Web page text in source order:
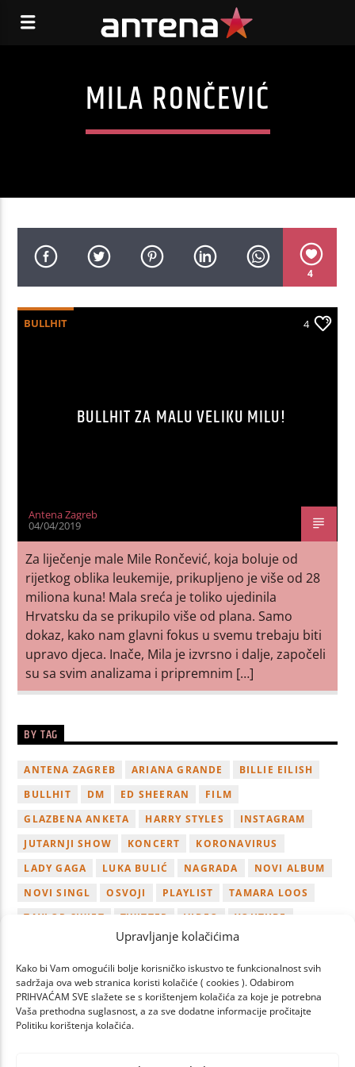
Upravljanje kolačićima
Kako bi Vam omogućili bolje korisničko iskustvo te funkcionalnost svih
sadržaja ova web stranica koristi kolačiće ( cookies ). Odabirom
PRIHVAĆAM SVE slažete se s korištenjem kolačića za koje je potrebna
Vaša prethodna suglasnost, a za sve dodatne informacije pročitajte
Politiku korištenja kolačića.
MILA RONČEVIĆ
4
BULLHIT 4
BULLHIT ZA MALU VELIKU MILU!
Antena Zagreb
04/04/2019
Za liječenje male Mile Rončević, koja boluje od
rijetkog oblika leukemije, prikupljeno je više od 28
miliona kuna! Mala sreća je toliko ujedinila
Hrvatsku da se prikupilo više od plana. Samo
dokaz, kako nam glavni fokus u svemu trebaju biti
upravo djeca. Inače, Mila je izvrsno i dalje, započeli
su sa svim analizama i pripremnim […]
BY TAG
ANTENA ZAGREB ARIANA GRANDE
BILLIE EILISH
BULLHIT
DM ED SHEERAN
FILM
GLAZBENA ANKETA
HARRY STYLES
INSTAGRAM
JUTARNJI SHOW
KONCERT
KORONAVIRUS
LADY GAGA
LUKA BULIĆ NAGRADA
NOVI ALBUM
NOVI SINGL
OSVOJI PLAYLIST
TAMARA LOOS
TAYLOR SWIFT
TWITTER VIDEO
YOUTUBE